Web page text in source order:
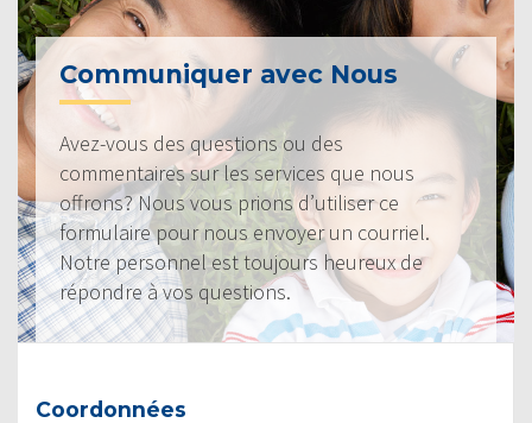
Communiquer avec Nous
Avez-vous des questions ou des
commentaires sur les services que nous
offrons? Nous vous prions d’utiliser ce
formulaire pour nous envoyer un courriel.
Notre personnel est toujours heureux de
répondre à vos questions.
Coordonnées